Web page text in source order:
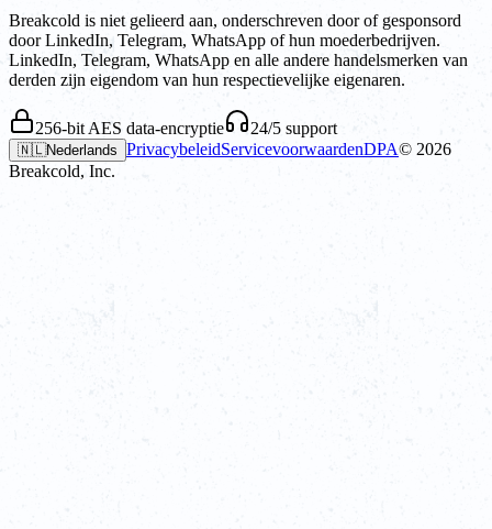
Breakcold is niet gelieerd aan, onderschreven door of gesponsord
door LinkedIn, Telegram, WhatsApp of hun moederbedrijven.
LinkedIn, Telegram, WhatsApp en alle andere handelsmerken van
derden zijn eigendom van hun respectievelijke eigenaren.
256-bit AES data-encryptie 24/5 support
🇳🇱Nederlands PrivacybeleidServicevoorwaardenDPA© 2026
Breakcold, Inc.